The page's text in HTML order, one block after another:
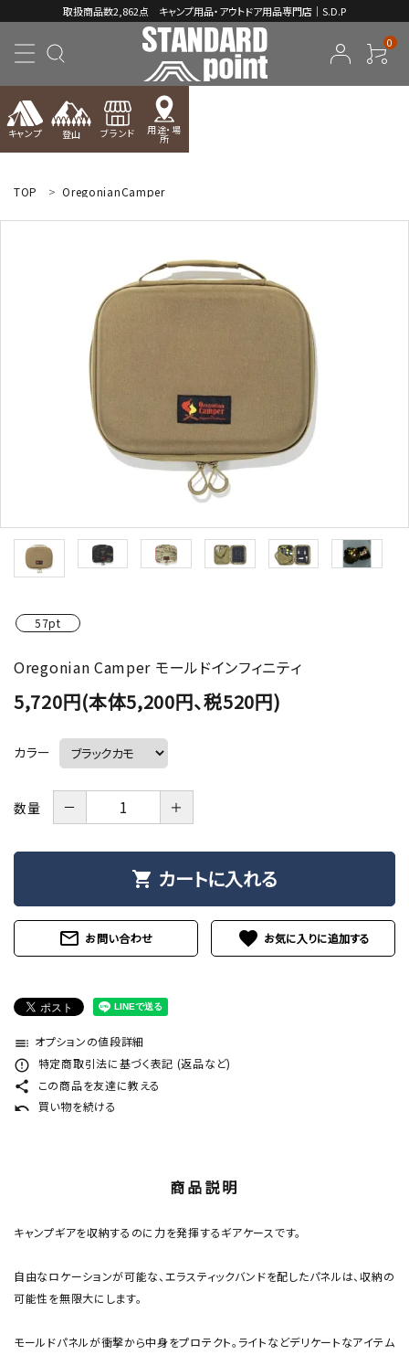
取扱商品数2,862点 キャンプ用品・アウトドア用品専門店｜S.D.P
0
キャンプ 登山 ブランド 用途・場
所
ようこそ ゲスト 様
INFORMATION
TOP OregonianCamper
57pt
Oregonian Camper モールドインフィニティ
5,720円(本体5,200円、税520円)
カラー
数量 － ＋
shopping_cart カートに入れる
mail_outline お問い合わせ favorite
toc オプションの値段詳細
error_outline 特定商取引法に基づく表記 (返品など)
share この商品を友達に教える
undo 買い物を続ける
商品説明
キャンプギアを収納するのに力を発揮するギアケースです。
自由なロケーションが可能な、エラスティックバンドを配したパネルは、収納の
可能性を無限大にします。
モールドパネルが衝撃から中身をプロテクト。ライトなどデリケートなアイテム